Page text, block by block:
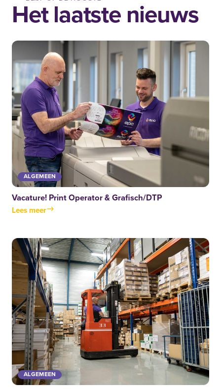
Het laatste nieuws
ALGEMEEN
Vacature! Print Operator & Grafisch/DTP
Lees meer
ALGEMEEN